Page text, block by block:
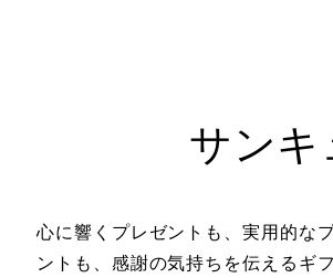
サンキ
心に響くプレゼントも、実用的な
ントも、感謝の気持ちを伝えるギ